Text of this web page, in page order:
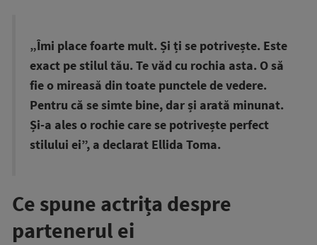
„Îmi place foarte mult. Și ți se potrivește. Este
exact pe stilul tău. Te văd cu rochia asta. O să
fie o mireasă din toate punctele de vedere.
Pentru că se simte bine, dar și arată minunat.
Și-a ales o rochie care se potrivește perfect
stilului ei”, a declarat Ellida Toma.
Ce spune actrița despre
partenerul ei